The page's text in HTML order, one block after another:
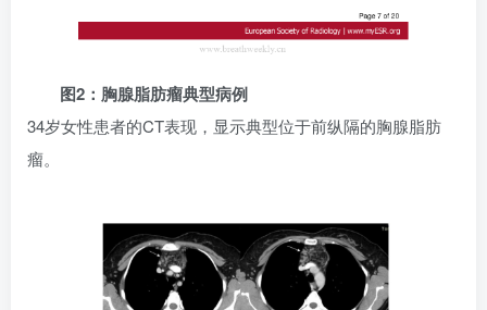
图2：胸腺脂肪瘤典型病例
34岁女性患者的CT表现，显示典型位于前纵隔的胸腺脂肪
瘤。